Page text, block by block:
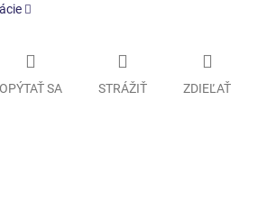
OPÝTAŤ SA STRÁŽIŤ ZDIEĽAŤ